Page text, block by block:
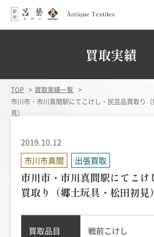
買取実績
TOP
買取実績一覧
市川市・市川真間駅にてこけし・民芸品買取り
見）
2019.10.12
市川市真間
出張買取
市川市・市川真間駅にてこけ
買取り（郷土玩具・松田初見）
買取品目 戦前こけし